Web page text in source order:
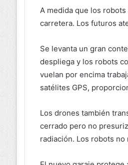
A medida que los
carretera. Los futuros
Se levanta un gran
despliega y los robots
vuelan por encima
satélites GPS,
Los drones también
cerrado pero no
radiación. Los robots